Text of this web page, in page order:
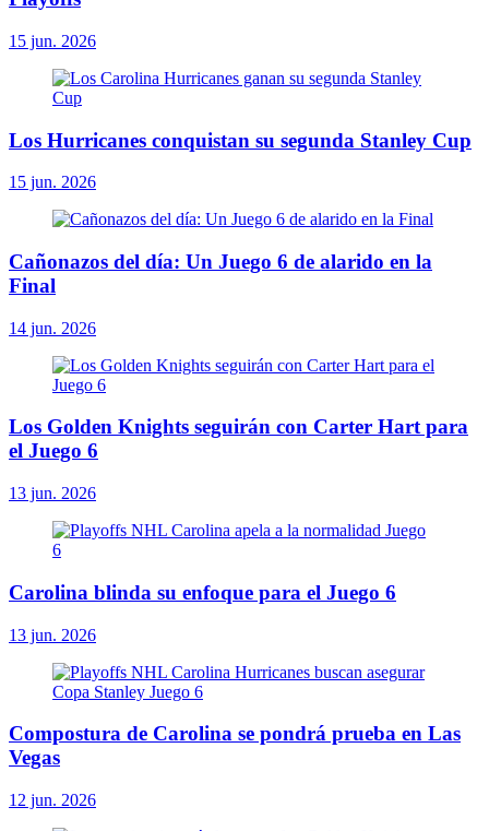
15 jun. 2026
Los Hurricanes conquistan su segunda Stanley Cup
15 jun. 2026
Cañonazos del día: Un Juego 6 de alarido en la
Final
14 jun. 2026
Los Golden Knights seguirán con Carter Hart para
el Juego 6
13 jun. 2026
Carolina blinda su enfoque para el Juego 6
13 jun. 2026
Compostura de Carolina se pondrá prueba en Las
Vegas
12 jun. 2026